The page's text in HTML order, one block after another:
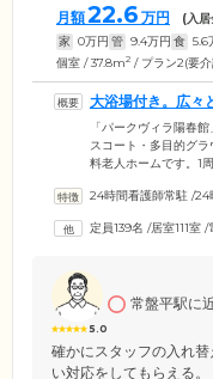
月額22.6 万円 (入居
家 0万円 管 9.4万円 食 5.6
個室 / 37.8m2 / プラン2(要
大浴場付き。広々
ただけます
「パークヴィラ陽春
スコート・多目的グ
料老人ホームです。1
眺めながらお散歩を楽
ながら入れる大浴場も
24時間看護師常駐 /24
定員139名 /居室111室 /
5.0
常盤平駅に
確かにスタッフの入れ
い対応をしてもらえる。